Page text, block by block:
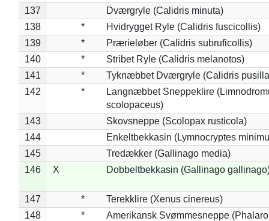
137
Dværgryle (Calidris minuta)
138
*
Hvidrygget Ryle (Calidris fuscicollis)
139
*
Prærieløber (Calidris subruficollis)
140
*
Stribet Ryle (Calidris melanotos)
141
*
Tyknæbbet Dværgryle (Calidris
142
*
Langnæbbet Sneppeklire
scolopaceus)
143
Skovsneppe (Scolopax rusticola)
144
Enkeltbekkasin (Lymnocryptes
145
Tredækker (Gallinago media)
146
X Dobbeltbekkasin (Gallinago
147 *
Terekklire (Xenus cinereus)
148
*
Amerikansk Svømmesneppe